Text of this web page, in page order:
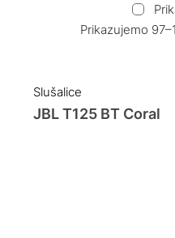
Prikazujemo
Slušalice
JBL T125 BT Coral